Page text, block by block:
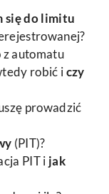
się do limitu
automatu
robić iczy
prowadzić
(PIT)?
PIT i jak